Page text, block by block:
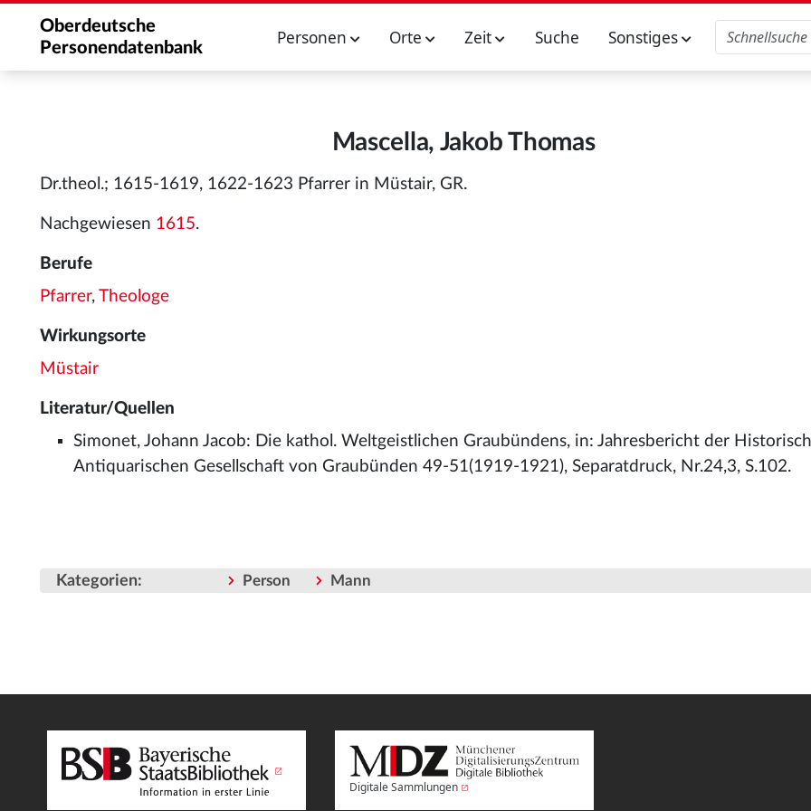
Oberdeutsche
Personendatenbank
Personen Orte Zeit Suche Sonstiges
Mascella, Jakob Thomas
Dr.theol.; 1615-1619, 1622-1623 Pfarrer in Müstair, GR.
Nachgewiesen 1615.
Berufe
Pfarrer, Theologe
Wirkungsorte
Müstair
Literatur/Quellen
Simonet, Johann Jacob: Die kathol. Weltgeistlichen Graubündens, in: Jahresbericht der
Antiquarischen Gesellschaft von Graubünden 49-51(1919-1921), Separatdruck, Nr.24,3, S.102.
Kategorien: Person Mann
Digitale Sammlungen